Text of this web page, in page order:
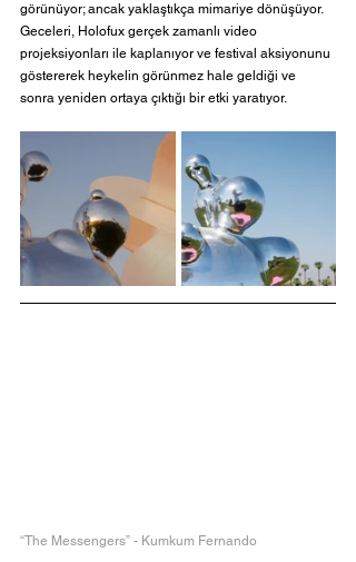
görünüyor; ancak yaklaştıkça mimariye dönüşüyor.
Geceleri, Holofux gerçek zamanlı video
projeksiyonları ile kaplanıyor ve festival aksiyonunu
göstererek heykelin görünmez hale geldiği ve
sonra yeniden ortaya çıktığı bir etki yaratıyor.
“The Messengers” - Kumkum Fernando